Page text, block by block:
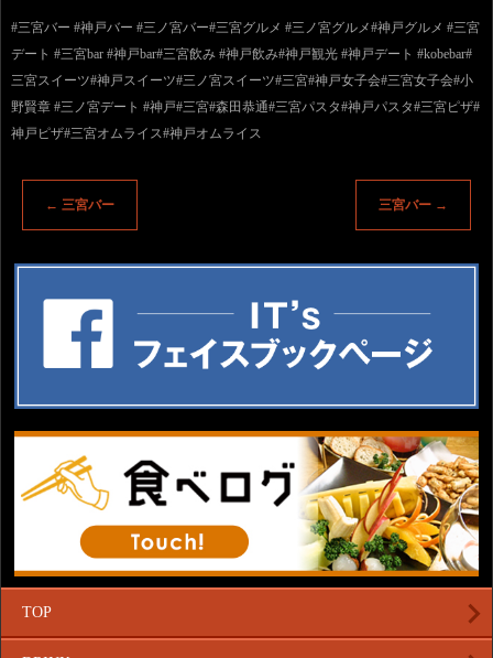
#三宮バー #神戸バー #三ノ宮バー#三宮グルメ #三ノ宮グルメ#神戸グルメ #三宮
デート #三宮bar #神戸bar#三宮飲み #神戸飲み#神戸観光 #神戸デート #kobebar#
三宮スイーツ#神戸スイーツ#三ノ宮スイーツ#三宮#神戸女子会#三宮女子会#小
野賢章 #三ノ宮デート #神戸#三宮#森田恭通#三宮パスタ#神戸パスタ#三宮ピザ#
神戸ピザ#三宮オムライス#神戸オムライス
← 三宮バー 三宮バー →
TOP